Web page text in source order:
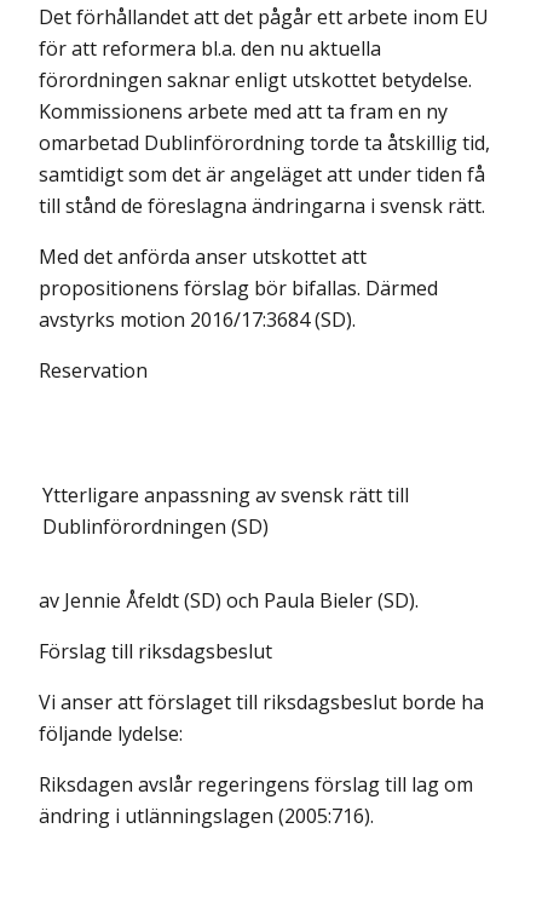
Det förhållandet att det pågår ett arbete inom EU
för att reformera bl.a. den nu aktuella
förordningen saknar enligt utskottet betydelse.
Kommissionens arbete med att ta fram en ny
omarbetad Dublinförordning torde ta åtskillig tid,
samtidigt som det är angeläget att under tiden få
till stånd de föreslagna ändringarna i svensk rätt.
Med det anförda anser utskottet att
propositionens förslag bör bifallas. Därmed
avstyrks motion 2016/17:3684 (SD).
Reservation
Ytterligare anpassning av svensk rätt till
Dublinförordningen (SD)
av Jennie Åfeldt (SD) och Paula Bieler (SD).
Förslag till riksdagsbeslut
Vi anser att förslaget till riksdagsbeslut borde ha
följande lydelse:
Riksdagen avslår regeringens förslag till lag om
ändring i utlänningslagen (2005:716).